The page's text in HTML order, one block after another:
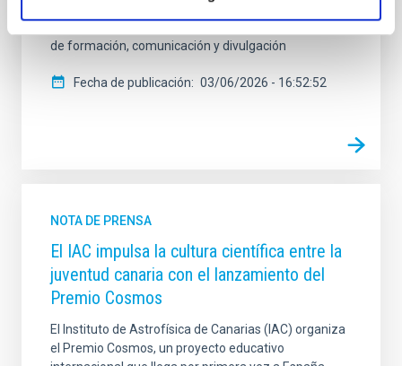
de formación, comunicación y divulgación
Fecha de publicación 03/06/2026 - 16:52:52
NOTA DE PRENSA
El IAC impulsa la cultura científica entre la
juventud canaria con el lanzamiento del
Premio Cosmos
El Instituto de Astrofísica de Canarias (IAC) organiza
el Premio Cosmos, un proyecto educativo